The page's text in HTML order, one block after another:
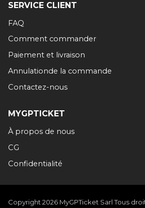
SERVICE CLIENT
FAQ
Comment commander
Paiement et livraison
Annulationde la commande
Contactez-nous
MYGPTICKET
À propos de nous
CG
Confidentialité
Copyright 2026 MyGPTicket Sarl Tous